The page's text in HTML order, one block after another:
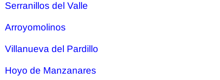
Serranillos del Valle
Arroyomolinos
Villanueva del Pardillo
Hoyo de Manzanares